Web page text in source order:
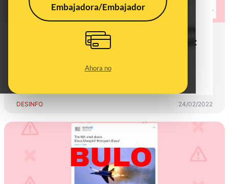
Embajadora/Embajador
Ahora no
No, este vídeo no muestra a
paracaidistas rusos aterrizando en
Ucrania durante el conflicto actual:
vinculado a la ciudad rusa de
DESINFO 24/02/2022